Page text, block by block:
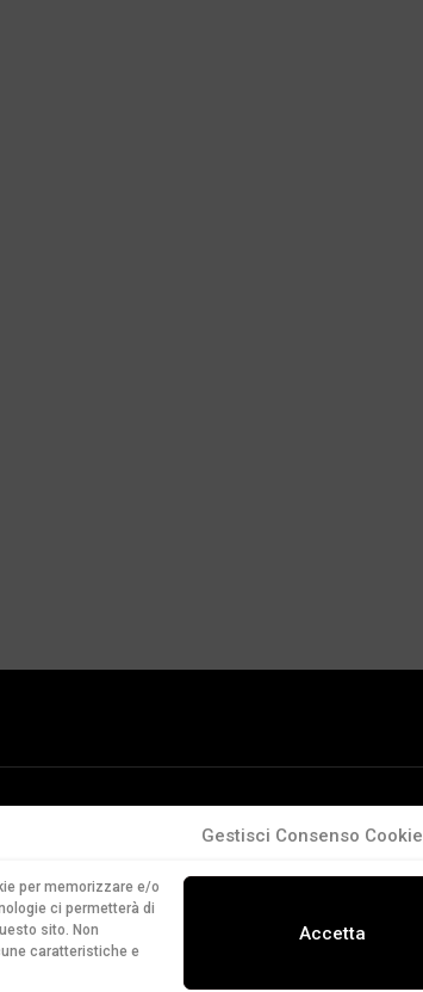
Gestisci Consenso Cookie
per memorizzare e/o
ci permetterà di
sito. Non
caratteristiche e
Accetta